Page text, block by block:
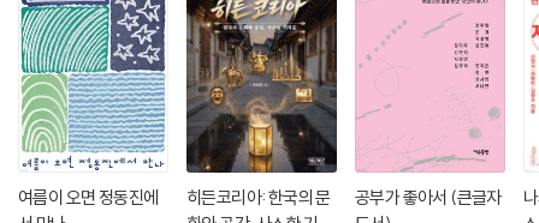
블랫이 결핵으로 일찍 세상을 떠난 후 홀로 미국으로 돌아온 밀드러드가
미군 대위 네이선 손택과 재혼해 꾸린 가정은 전형적인 미국 중산층 소시
민 가족이었다. 『작은 아씨들』과 마리 퀴리 평전, 세계문학 전집과 백과사
전을 탐독하던 외롭고 지적인 변두리 소녀는 “지성과 고급문화에 대한 관
심을 가족으로부터 자신을 구분 짓는 도구로, 즉 주변의 ‘얼간이들’ 틈에서
자신을 돋보이게 하는 수단으로 활용하는 법을 익혔다”.(58-59) 밤이 되
면 손택은 눈이 따가울 때까지 뉴욕 지성계의 소설과 잡지를 읽고, 일기를
썼으며, 용어를 공부하고 외국어 단어 목록을 작성해가며 어휘력을 키웠
여름이 오면 정동진에
히든코리아: 한국의 문
공부가 좋아서 (큰글자